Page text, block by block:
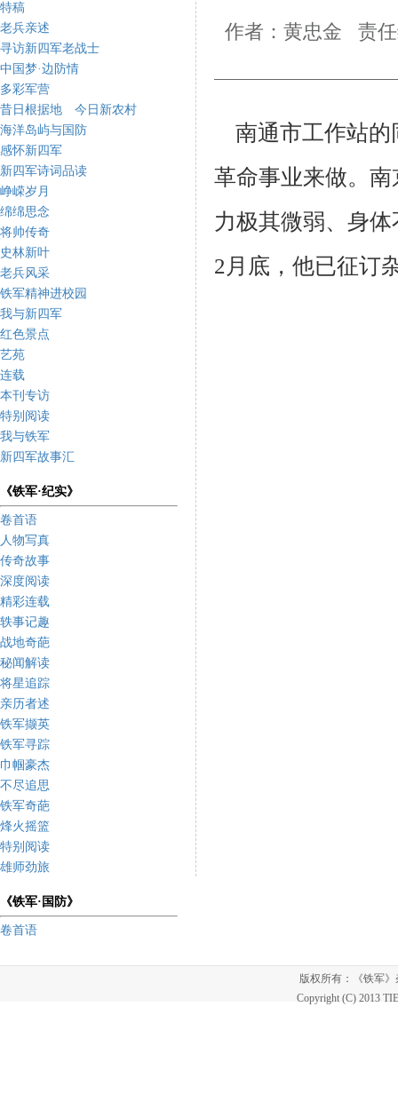
特稿
老兵亲述
寻访新四军老战士
中国梦·边防情
多彩军营
昔日根据地 今日新农村
海洋岛屿与国防
感怀新四军
新四军诗词品读
峥嵘岁月
绵绵思念
将帅传奇
史林新叶
老兵风采
铁军精神进校园
我与新四军
红色景点
艺苑
连载
本刊专访
特别阅读
我与铁军
新四军故事汇
《铁军·纪实》
卷首语
人物写真
传奇故事
深度阅读
精彩连载
轶事记趣
战地奇葩
秘闻解读
将星追踪
亲历者述
铁军撷英
铁军寻踪
巾帼豪杰
不尽追思
铁军奇葩
烽火摇篮
特别阅读
雄师劲旅
《铁军·国防》
卷首语
作者：黄忠金 责
南通市工作站的
革命事业来做。
力极其微弱、身体
2月底，他已征订
版权所有：《铁军
Copyright (C) 2013